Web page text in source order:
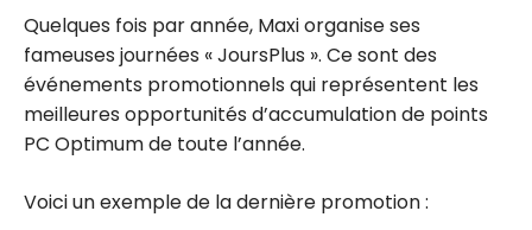
Quelques fois par année, Maxi organise ses
fameuses journées « JoursPlus ». Ce sont des
événements promotionnels qui représentent les
meilleures opportunités d’accumulation de points
PC Optimum de toute l’année.
Voici un exemple de la dernière promotion :